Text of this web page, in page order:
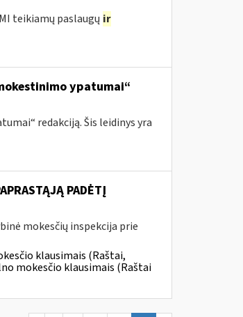
teikiamų paslaugų ir
ypatumai“
redakciją. Šis leidinys yra
PADĖTĮ
mokesčių inspekcija prie
klausimais (Raštai,
mokesčio klausimais (Raštai